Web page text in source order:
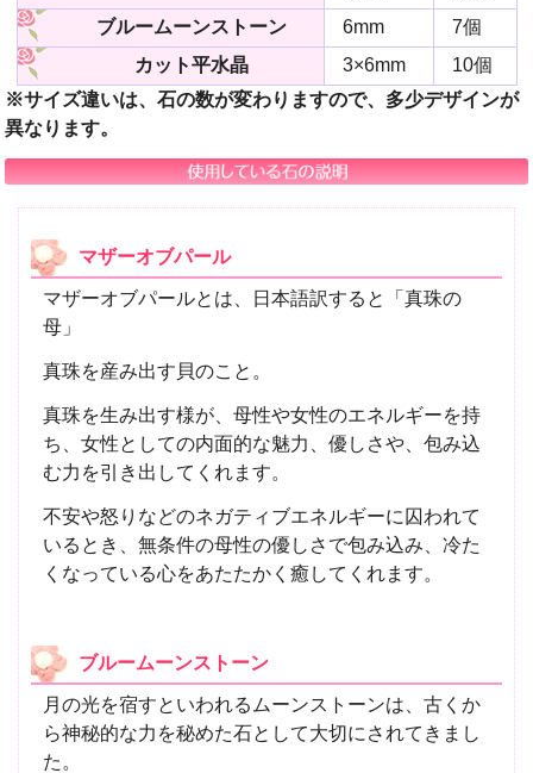
ブルームーンストーン
6mm
7個
カット平水晶
3×6mm
10個
※サイズ違いは、石の数が変わりますので、多少デザインが
異なります。
マザーオブパール
マザーオブパールとは、日本語訳すると「真珠の
母」
真珠を産み出す貝のこと。
真珠を生み出す様が、母性や女性のエネルギーを持
ち、女性としての内面的な魅力、優しさや、包み込
む力を引き出してくれます。
不安や怒りなどのネガティブエネルギーに囚われて
いるとき、無条件の母性の優しさで包み込み、冷た
くなっている心をあたたかく癒してくれます。
ブルームーンストーン
月の光を宿すといわれるムーンストーンは、古くか
ら神秘的な力を秘めた石として大切にされてきまし
た。